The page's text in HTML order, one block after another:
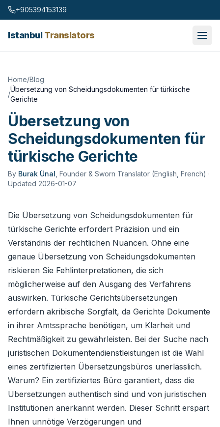
Skip to content
+905394153139
IstanbulTranslators
Home/Blog
/
Übersetzung von Scheidungsdokumenten für türkische
Gerichte
Übersetzung von
Scheidungsdokumenten für
türkische Gerichte
By Burak Ünal Founder & Sworn Translator (English, French) ·
Updated 2026-01-07
Die Übersetzung von Scheidungsdokumenten für
türkische Gerichte erfordert Präzision und ein
Verständnis der rechtlichen Nuancen. Ohne eine
genaue Übersetzung von Scheidungsdokumenten
riskieren Sie Fehlinterpretationen, die sich
möglicherweise auf den Ausgang des Verfahrens
auswirken. Türkische Gerichtsübersetzungen
erfordern akribische Sorgfalt, da Gerichte Dokumente
in ihrer Amtssprache benötigen, um Klarheit und
Rechtmäßigkeit zu gewährleisten. Bei der Suche nach
juristischen Dokumentendienstleistungen ist die Wahl
eines zertifizierten Übersetzungsbüros unerlässlich.
Warum? Ein zertifiziertes Büro garantiert, dass die
Übersetzungen authentisch sind und von juristischen
Institutionen anerkannt werden. Dieser Schritt erspart
Ihnen unnötige Verzögerungen und